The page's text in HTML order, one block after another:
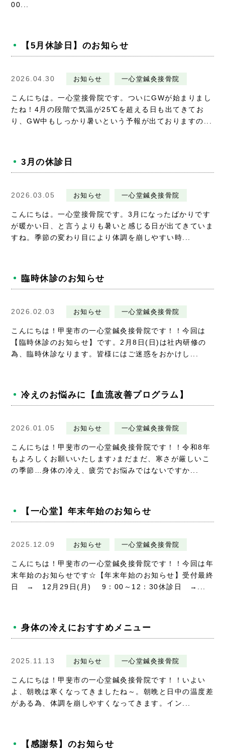
00...
【5月休診日】のお知らせ
2026.04.30 お知らせ 一心堂鍼灸接骨院
こんにちは。一心堂接骨院です。ついにGWが始まりまし
たね！4月の段階で気温が25℃を超える日も出てきてお
り、GW中もしっかり暑いという予報が出ておりますの...
3月の休診日
2026.03.05 お知らせ 一心堂鍼灸接骨院
こんにちは。一心堂接骨院です。3月になったばかりです
が暖かい日、と言うよりも暑いと感じる日が出てきていま
すね。季節の変わり目により体調を崩しやすい時...
臨時休診のお知らせ
2026.02.03 お知らせ 一心堂鍼灸接骨院
こんにちは！甲斐市の一心堂鍼灸接骨院です！！今回は
【臨時休診のお知らせ】です。2月8日(日)は社内研修の
為、臨時休診なります。皆様にはご迷惑をおかけし...
冷えのお悩みに【血流改善プログラム】
2026.01.05 お知らせ 一心堂鍼灸接骨院
こんにちは！甲斐市の一心堂鍼灸接骨院です！！令和8年
もよろしくお願いいたします♪まだまだ、寒さが厳しいこ
の季節…身体の冷え、疲労でお悩みではないですか...
【一心堂】年末年始のお知らせ
2025.12.09 お知らせ 一心堂鍼灸接骨院
こんにちは！甲斐市の一心堂鍼灸接骨院です！！今回は年
末年始のお知らせです☆【年末年始のお知らせ】受付最終
日 → 12月29日(月) 9：00～12：30休診日 →...
身体の冷えにおすすめメニュー
2025.11.13 お知らせ 一心堂鍼灸接骨院
こんにちは！甲斐市の一心堂鍼灸接骨院です！！いよい
よ、朝晩は寒くなってきましたね～。朝晩と日中の温度差
がある為、体調を崩しやすくなってきます。イン...
【感謝祭】のお知らせ